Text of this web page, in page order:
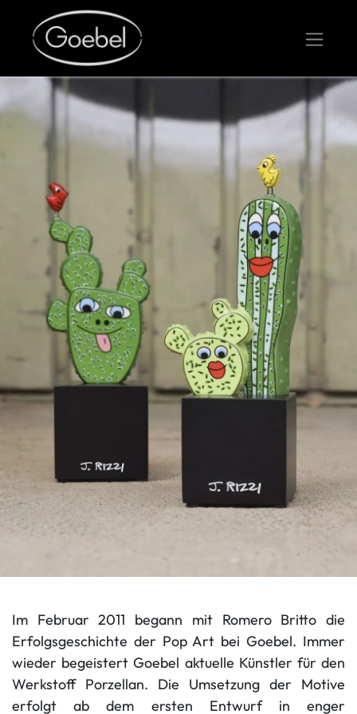
Im Februar 2011 begann mit Romero Britto die
Erfolgsgeschichte der Pop Art bei Goebel. Immer
wieder begeistert Goebel aktuelle Künstler für den
Werkstoff Porzellan. Die Umsetzung der Motive
erfolgt ab dem ersten Entwurf in enger